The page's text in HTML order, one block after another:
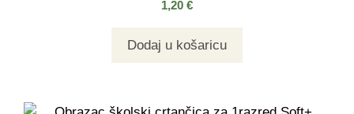
1,20 €
Dodaj u košaricu